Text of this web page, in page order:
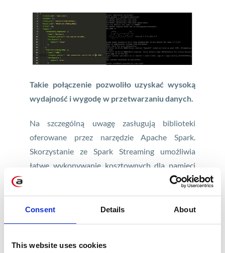
Consent Details About
This website uses cookies
Takie połączenie pozwoliło uzyskać wysoką
wydajność i wygodę w przetwarzaniu danych.
Na szczególną uwagę zasługują biblioteki
oferowane przez narzędzie Apache Spark.
Skorzystanie ze Spark Streaming umożliwia
łatwe wykonywanie kosztownych dla pamięci
komputera operacji na strumieniu danych.
Spark pozwala na jego rozproszenie wśród dużej
ilości maszyn nosi nazwę
architektury strumienia danych Spark Streaming